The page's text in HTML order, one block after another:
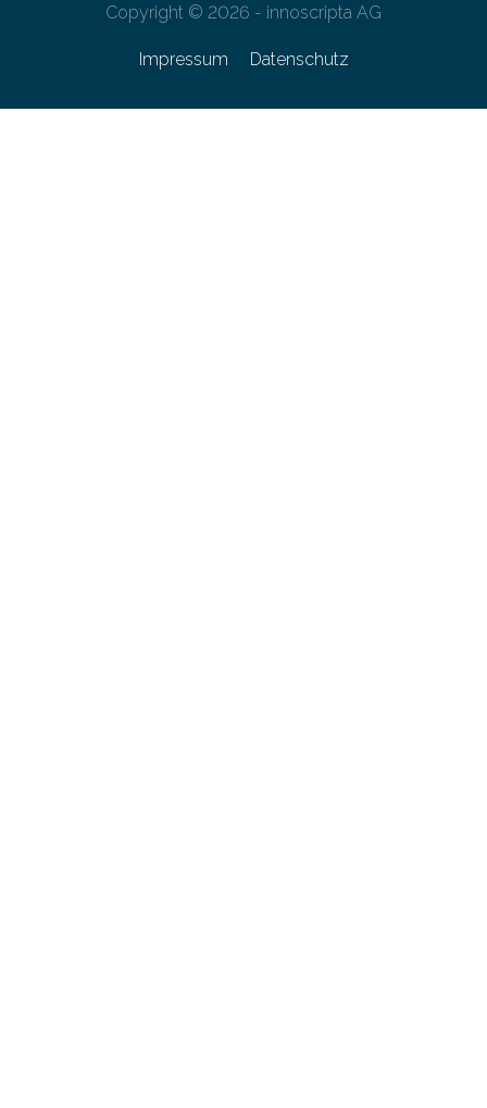
Copyright © 2026 - innoscripta AG
Impressum Datenschutz